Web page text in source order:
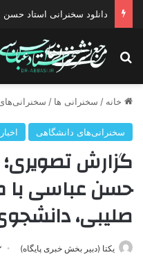
دانلود گفتگو با موضوع جنگ
جستجو برای
خانه / سخنرانی ها /
سخنرانی‌های دانشگاهی اخبار
گزارش
حسن عباسی
صلیبی،
یکتا (دبیر بخش خبری پایگاه)